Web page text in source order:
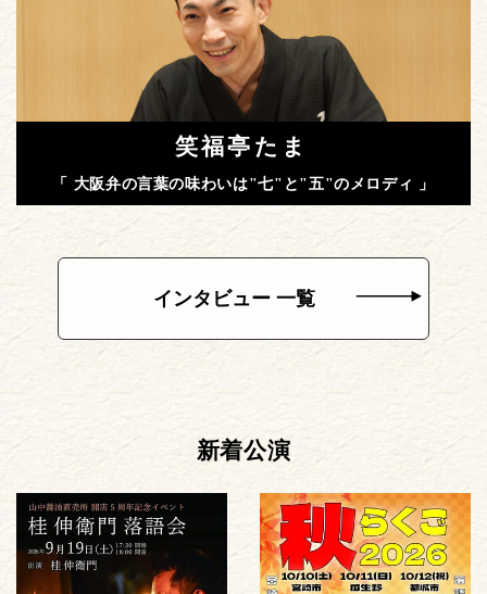
笑福亭たま
「 大阪弁の言葉の味わいは"七"と"五"のメロディ 」
インタビュー 一覧
新着公演